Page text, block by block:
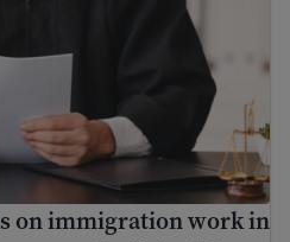
on immigration work in